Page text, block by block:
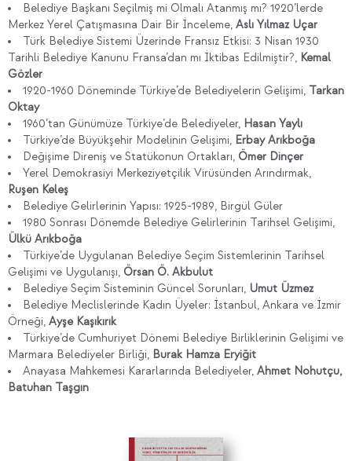
Belediye Başkanı Seçilmiş mi Olmalı Atanmış mı? 1920’lerde
Merkez Yerel Çatışmasına Dair Bir İnceleme,Aslı Yılmaz Uçar
Türk Belediye Sistemi Üzerinde Fransız Etkisi: 3 Nisan 1930
Tarihli Belediye Kanunu Fransa’dan mı İktibas Edilmiştir?, Kemal
Gözler
1920-1960 Döneminde Türkiye’de Belediyelerin Gelişimi, Tarkan
Oktay
1960’tan Günümüze Türkiye’de Belediyeler, Hasan Yaylı
Türkiye’de Büyükşehir Modelinin Gelişimi,Erbay Arıkboğa
Değişime Direniş ve Statükonun Ortakları, Ömer Dinçer
Yerel Demokrasiyi Merkeziyetçilik Virüsünden Arındırmak,
Ruşen Keleş
Belediye Gelirlerinin Yapısı: 1925-1989, Birgül Güler
1980 Sonrası Dönemde Belediye Gelirlerinin Tarihsel Gelişimi,
Ülkü Arıkboğa
Türkiye’de Uygulanan Belediye Seçim Sistemlerinin Tarihsel
Gelişimi ve Uygulanışı, Örsan Ö. Akbulut
Belediye Seçim Sisteminin Güncel Sorunları, Umut Üzmez
Belediye Meclislerinde Kadın Üyeler: İstanbul, Ankara ve İzmir
Örneği, Ayşe Kaşıkırık
Türkiye’de Cumhuriyet Dönemi Belediye Birliklerinin Gelişimi ve
Marmara Belediyeler Birliği, Burak Hamza Eryiğit
Anayasa Mahkemesi Kararlarında Belediyeler, Ahmet Nohutçu,
Batuhan Taşgın